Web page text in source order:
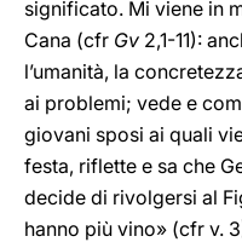
significato. Mi viene in
Cana (cfr Gv 2,1-11):
l’umanità, la
ai problemi; vede e
giovani sposi ai quali
festa, riflette e sa che
decide di rivolgersi al
hanno più vino» (cfr v.